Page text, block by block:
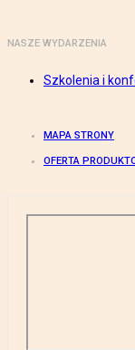
NASZE WYDARZENIA
Szkolenia i
MAPA STRONY
OFERTA